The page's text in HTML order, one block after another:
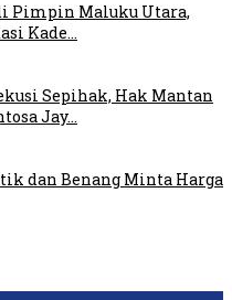
Pimpin Maluku Utara,
Kade…
Sepihak, Hak Mantan
Jay…
dan Benang Minta Harga